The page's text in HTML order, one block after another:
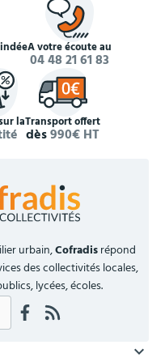
À votre écoute au
04 48 21 61 83
laTransport offert
dès990€ HT
urbain,Cofradisrépond
des collectivités locales,
lycées, écoles.
